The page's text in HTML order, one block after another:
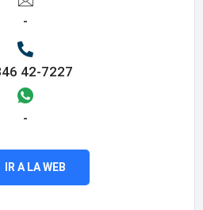
-
42-7227
-
IR A LA WEB